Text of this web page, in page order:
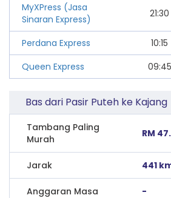
MyXPress (Jasa
Sinaran Express)
21:30
Perdana Express 10:15
Queen Express
09:45
Bas dari Pasir Puteh ke Kajang
Tambang Paling
Murah
RM
Jarak 441
Anggaran Masa -